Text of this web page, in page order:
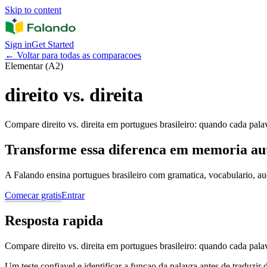
Skip to content
Sign inGet Started
← Voltar para todas as comparacoes
Elementar (A2)
direito vs. direita
Compare direito vs. direita em portugues brasileiro: quando cada
Transforme essa diferenca em memoria
A Falando ensina portugues brasileiro com gramatica, vocabulario,
Comecar gratisEntrar
Resposta rapida
Compare direito vs. direita em portugues brasileiro: quando cada